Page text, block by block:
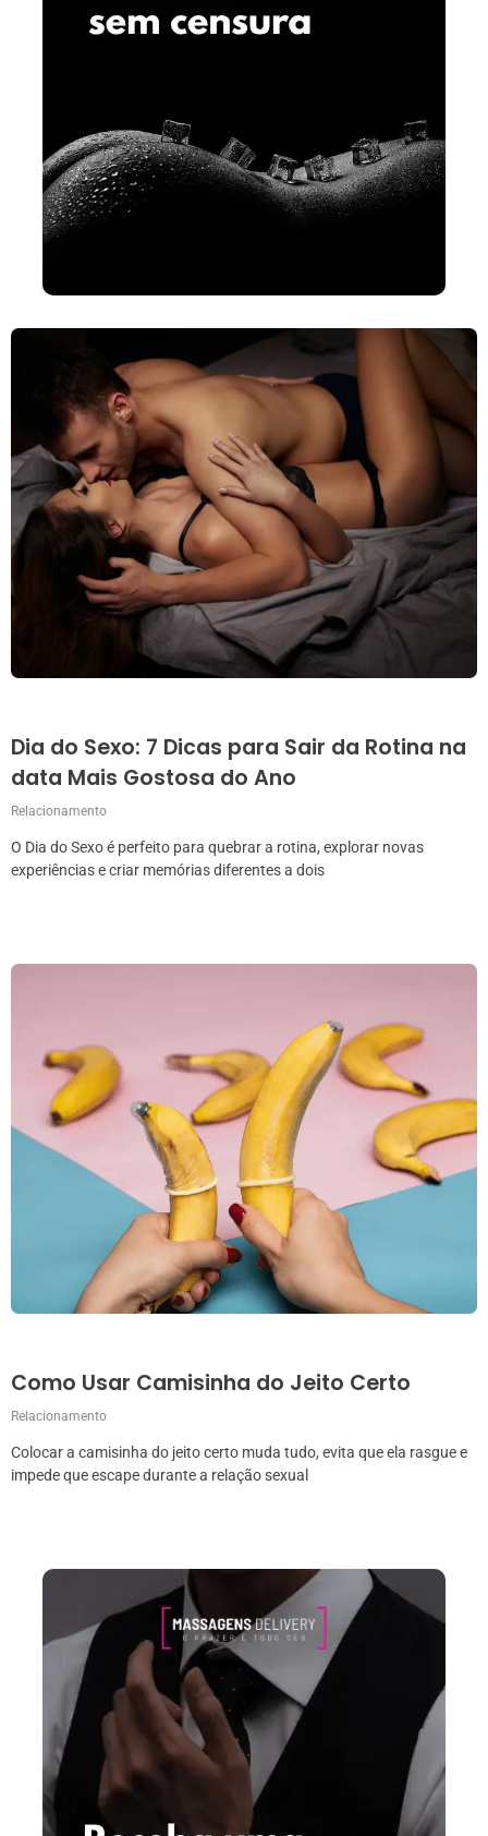
Dia do Sexo: 7 Dicas para Sair da Rotina na
data Mais Gostosa do Ano
Relacionamento
O Dia do Sexo é perfeito para quebrar a rotina, explorar novas
experiências e criar memórias diferentes a dois
Como Usar Camisinha do Jeito Certo
Relacionamento
Colocar a camisinha do jeito certo muda tudo, evita que ela rasgue e
impede que escape durante a relação sexual